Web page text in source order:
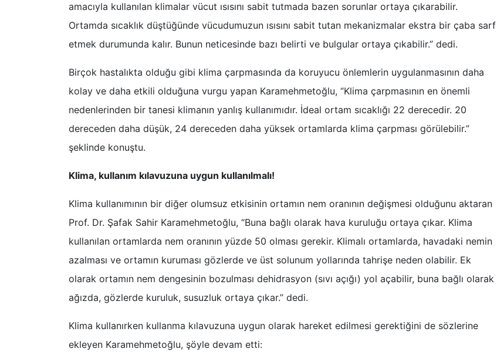
amacıyla kullanılan klimalar vücut ısısını sabit tutmada bazen sorunlar ortaya çıkarabilir.
Ortamda sıcaklık düştüğünde vücudumuzun ısısını sabit tutan mekanizmalar ekstra bir çaba sarf
etmek durumunda kalır. Bunun neticesinde bazı belirti ve bulgular ortaya çıkabilir.” dedi.
Birçok hastalıkta olduğu gibi klima çarpmasında da koruyucu önlemlerin uygulanmasının daha
kolay ve daha etkili olduğuna vurgu yapan Karamehmetoğlu, “Klima çarpmasının en önemli
nedenlerinden bir tanesi klimanın yanlış kullanımıdır. İdeal ortam sıcaklığı 22 derecedir. 20
dereceden daha düşük, 24 dereceden daha yüksek ortamlarda klima çarpması görülebilir.”
şeklinde konuştu.
Klima, kullanım kılavuzuna uygun kullanılmalı!
Klima kullanımının bir diğer olumsuz etkisinin ortamın nem oranının değişmesi olduğunu aktaran
Prof. Dr. Şafak Sahir Karamehmetoğlu, “Buna bağlı olarak hava kuruluğu ortaya çıkar. Klima
kullanılan ortamlarda nem oranının yüzde 50 olması gerekir. Klimalı ortamlarda, havadaki nemin
azalması ve ortamın kuruması gözlerde ve üst solunum yollarında tahrişe neden olabilir. Ek
olarak ortamın nem dengesinin bozulması dehidrasyon (sıvı açığı) yol açabilir, buna bağlı olarak
ağızda, gözlerde kuruluk, susuzluk ortaya çıkar.” dedi.
Klima kullanırken kullanma kılavuzuna uygun olarak hareket edilmesi gerektiğini de sözlerine
ekleyen Karamehmetoğlu, şöyle devam etti: